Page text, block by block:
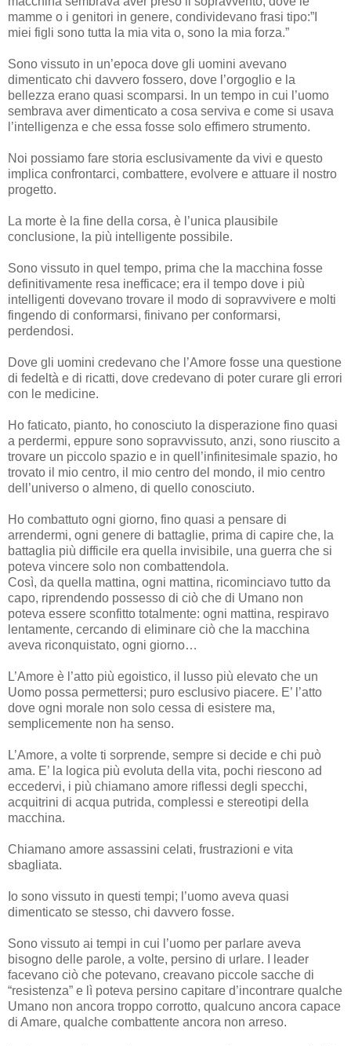
mamme o i genitori in genere, condividevano frasi tipo:”I
miei figli sono tutta la mia vita o, sono la mia forza.”
Sono vissuto in un’epoca dove gli uomini avevano
dimenticato chi davvero fossero, dove l’orgoglio e la
bellezza erano quasi scomparsi. In un tempo in cui l’uomo
sembrava aver dimenticato a cosa serviva e come si usava
l’intelligenza e che essa fosse solo effimero strumento.
Noi possiamo fare storia esclusivamente da vivi e questo
implica confrontarci, combattere, evolvere e attuare il nostro
progetto.
La morte è la fine della corsa, è l’unica plausibile
conclusione, la più intelligente possibile.
Sono vissuto in quel tempo, prima che la macchina fosse
definitivamente resa inefficace; era il tempo dove i più
intelligenti dovevano trovare il modo di sopravvivere e molti
fingendo di conformarsi, finivano per conformarsi,
perdendosi.
Dove gli uomini credevano che l’Amore fosse una questione
di fedeltà e di ricatti, dove credevano di poter curare gli errori
con le medicine.
Ho faticato, pianto, ho conosciuto la disperazione fino quasi
a perdermi, eppure sono sopravvissuto, anzi, sono riuscito a
trovare un piccolo spazio e in quell’infinitesimale spazio, ho
trovato il mio centro, il mio centro del mondo, il mio centro
dell’universo o almeno, di quello conosciuto.
Ho combattuto ogni giorno, fino quasi a pensare di
arrendermi, ogni genere di battaglie, prima di capire che, la
battaglia più difficile era quella invisibile, una guerra che si
poteva vincere solo non combattendola.
Così, da quella mattina, ogni mattina, ricominciavo tutto da
capo, riprendendo possesso di ciò che di Umano non
poteva essere sconfitto totalmente: ogni mattina, respiravo
lentamente, cercando di eliminare ciò che la macchina
aveva riconquistato, ogni giorno…
L’Amore è l’atto più egoistico, il lusso più elevato che un
Uomo possa permettersi; puro esclusivo piacere. E’ l’atto
dove ogni morale non solo cessa di esistere ma,
semplicemente non ha senso.
L’Amore, a volte ti sorprende, sempre si decide e chi può
ama. E’ la logica più evoluta della vita, pochi riescono ad
eccedervi, i più chiamano amore riflessi degli specchi,
acquitrini di acqua putrida, complessi e stereotipi della
macchina.
Chiamano amore assassini celati, frustrazioni e vita
sbagliata.
Io sono vissuto in questi tempi; l’uomo aveva quasi
dimenticato se stesso, chi davvero fosse.
Sono vissuto ai tempi in cui l’uomo per parlare aveva
bisogno delle parole, a volte, persino di urlare. I leader
facevano ciò che potevano, creavano piccole sacche di
“resistenza” e lì poteva persino capitare d’incontrare qualche
Umano non ancora troppo corrotto, qualcuno ancora capace
di Amare, qualche combattente ancora non arreso.